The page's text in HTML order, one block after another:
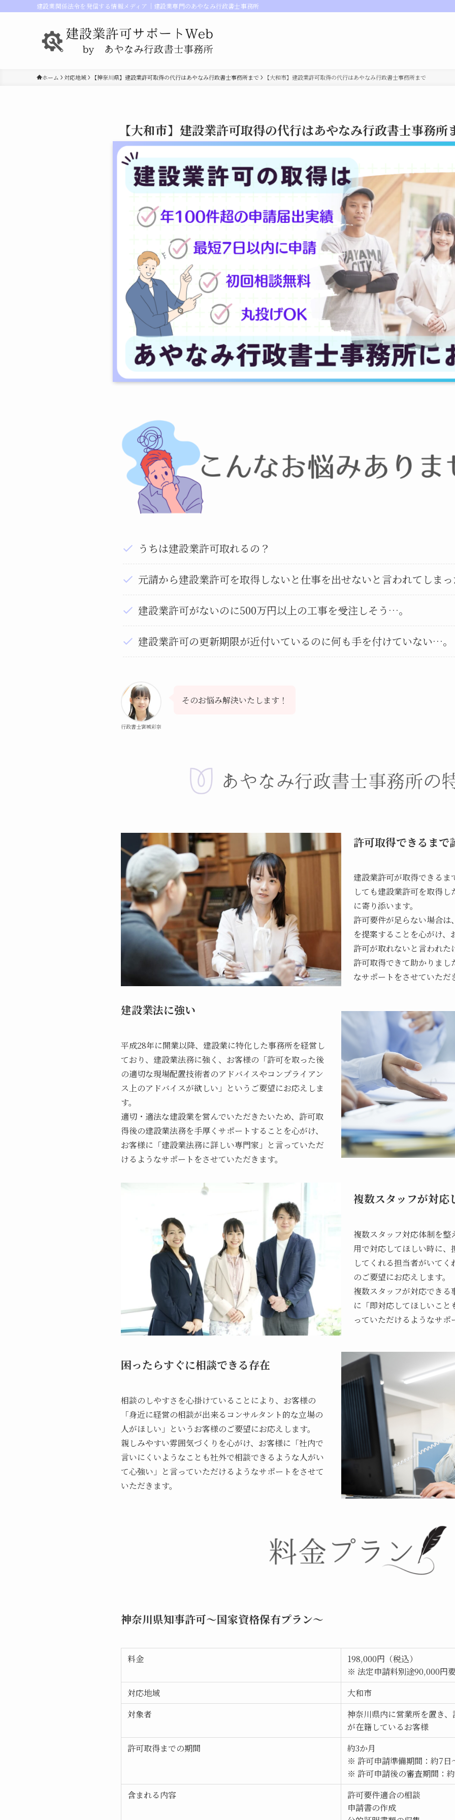
建設業関係法令を発信する情報メディア｜建設業専門のあやなみ行政書士事務所
ホーム 対応地域 【神奈川県】建設業許可取得の代行はあやなみ行政書士事務所まで 【大和市】建設業許可取得の代行はあやなみ行政書士事務所まで
【大和市】建設業許可取得の代行はあやなみ行政書士事務所
うちは建設業許可取れるの？
元請から建設業許可を取得しないと仕事を出せないと言われてしま
建設業許可がないのに500万円以上の工事を受注しそう…。
建設業許可の更新期限が近付いているのに何も手を付けていない…。
行政書士宮城彩奈
そのお悩み解決いたします！
許可取得できるまで
建設業許可が取得できる
しても建設業許可を取得
に寄り添います。
許可要件が足らない場合
を提案することを心がけ
許可が取れないと言われ
許可取得できて助かりま
なサポートをさせていただ
建設業法に強い
平成28年に開業以降、建設業に特化した事務所を経営し
ており、建設業法務に強く、お客様の「許可を取った後
の適切な現場配置技術者のアドバイスやコンプライアン
ス上のアドバイスが欲しい」というご要望にお応えしま
す。
適切・適法な建設業を営んでいただきたいため、許可取
得後の建設業法務を手厚くサポートすることを心がけ、
お客様に「建設業法務に詳しい専門家」と言っていただ
けるようなサポートをさせていただきます。
複数スタッフが対応
複数スタッフ対応体制を整
用で対応してほしい時に
してくれる担当者がいて
のご要望にお応えします。
複数スタッフが対応できる
に「即対応してほしいこ
っていただけるようなサ
困ったらすぐに相談できる存在
相談のしやすさを心掛けていることにより、お客様の
「身近に経営の相談が出来るコンサルタント的な立場の
人がほしい」というお客様のご要望にお応えします。
親しみやすい雰囲気づくりを心がけ、お客様に「社内で
言いにくいようなことも社外で相談できるような人がい
て心強い」と言っていただけるようなサポートをさせて
いただきます。
神奈川県知事許可～国家資格保有プラン～
料金
198,000円（税込）
※ 法定申請料別途90,000円
対応地域
大和市
対象者
神奈川県内に営業所を置き
が在籍しているお客様
許可取得までの期間
約3か月
※ 許可申請準備期間：約7日
※ 許可申請後の審査期間：
含まれる内容
許可要件適合の相談
申請書の作成